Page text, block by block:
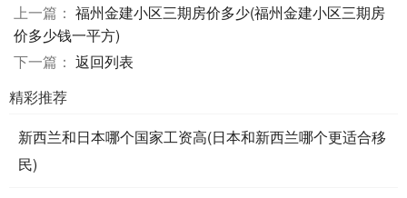
上一篇： 福州金建小区三期房价多少(福州金建小区三期房
价多少钱一平方)
下一篇： 返回列表
精彩推荐
新西兰和日本哪个国家工资高(日本和新西兰哪个更适合移
民)